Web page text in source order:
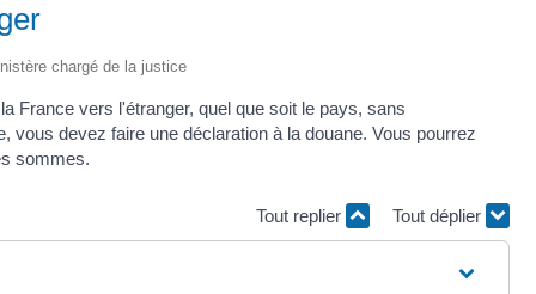
chargé de la justice
France vers l'étranger, quel que soit le pays, sans
vous devez faire une déclaration à la douane. Vous pourrez
sommes.
Tout replier Tout déplier